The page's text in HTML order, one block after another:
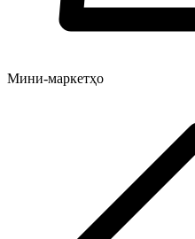
Мини-маркетҳо